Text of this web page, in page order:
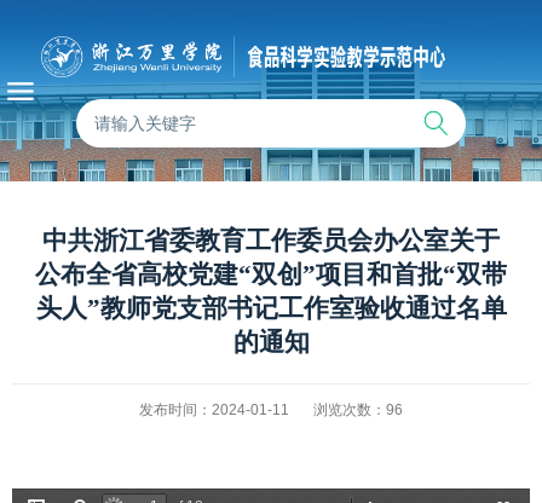
中共浙江省委教育工作委员会办公室关于
公布全省高校党建“双创”项目和首批“双带
头人”教师党支部书记工作室验收通过名单
的通知
发布时间：2024-01-11 浏览次数： 96